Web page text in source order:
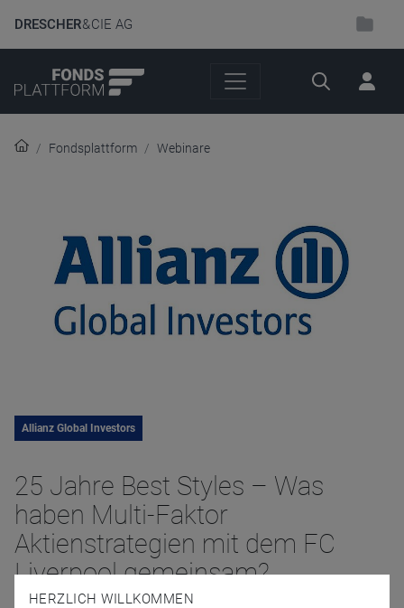
DRESCHER& CIE AG
Suche
Fondsplattform Webinare
Allianz Global Investors
25 Jahre Best Styles – Was
haben Multi-Faktor
Aktienstrategien mit dem FC
Liverpool gemeinsam?
HERZLICH WILLKOMMEN